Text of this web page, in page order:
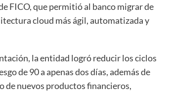
FICO, que permitió al banco migrar de
cloud más ágil, automatizada y
la entidad logró reducir los ciclos
de 90 a apenas dos días, además de
de nuevos productos financieros,